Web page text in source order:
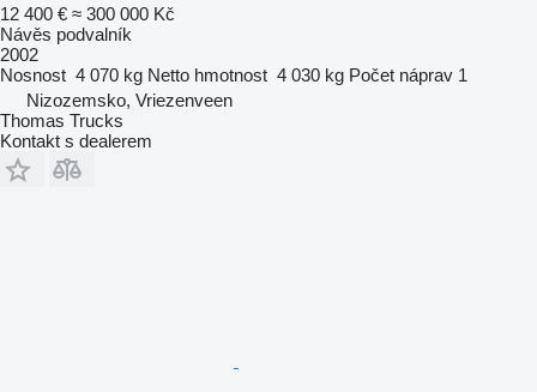
12 400 € ≈ 300 000 Kč
Návěs podvalník
2002
Nosnost 4 070 kg Netto hmotnost 4 030 kg Počet náprav 1
Nizozemsko, Vriezenveen
Thomas Trucks
Kontakt s dealerem